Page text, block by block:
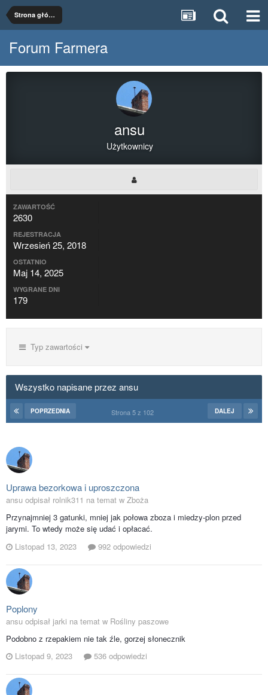
Strona główna
Forum Farmera
ansu
Użytkownicy
ZAWARTOŚĆ
2630
REJESTRACJA
Wrzesień 25, 2018
OSTATNIO
Maj 14, 2025
WYGRANE DNI
179
Typ zawartości
Wszystko napisane przez ansu
POPRZEDNIA DALEJ
Strona 5 z 102
Uprawa bezorkowa i uproszczona
ansu odpisał rolnik311 na temat w Zboża
Przynajmniej 3 gatunki, mniej jak połowa zboza i miedzy-plon przed
jarymi. To wtedy może się udać i opłacać.
Listopad 13, 2023
992 odpowiedzi
Poplony
ansu odpisał jarki na temat w Rośliny paszowe
Podobno z rzepakiem nie tak źle, gorzej słonecznik
Listopad 9, 2023
536 odpowiedzi